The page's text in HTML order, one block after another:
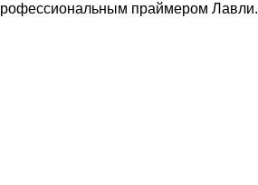
праймером Лавли.